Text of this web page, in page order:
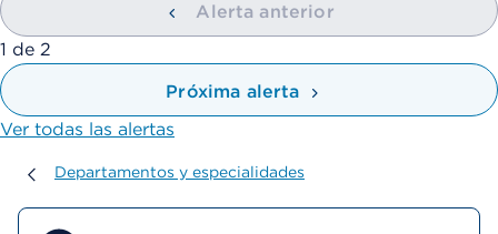
Alerta anterior
mostrando
1 de 2
Próxima alerta
Ver todas las alertas
Departamentos y especialidades
Departamentos y especialidades